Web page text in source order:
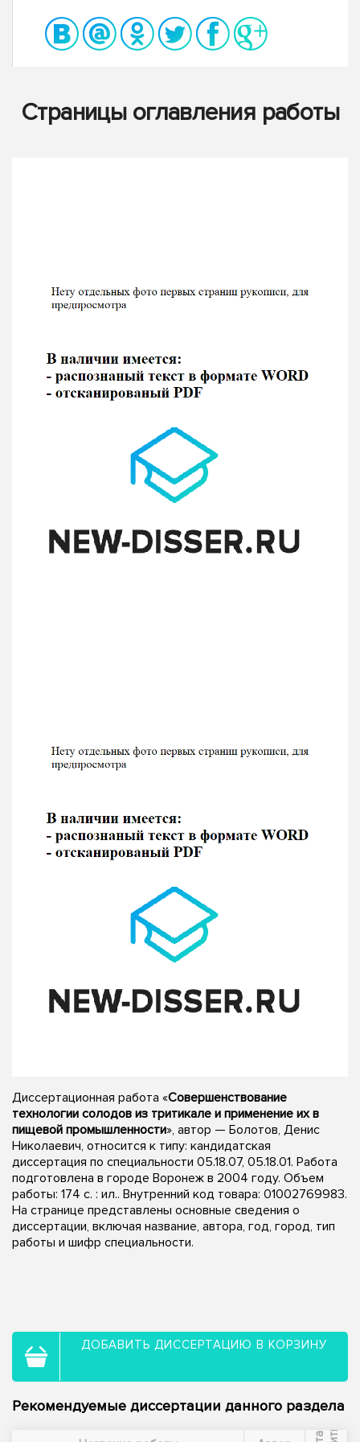
Страницы оглавления работы
Диссертационная работа «Совершенствование
технологии солодов из тритикале и применение их в
пищевой промышленности», автор — Болотов, Денис
Николаевич, относится к типу: кандидатская
диссертация по специальности 05.18.07, 05.18.01. Работа
подготовлена в городе Воронеж в 2004 году. Объем
работы: 174 с. : ил.. Внутренний код товара: 01002769983.
На странице представлены основные сведения о
диссертации, включая название, автора, год, город, тип
работы и шифр специальности.
ДОБАВИТЬ ДИССЕРТАЦИЮ В КОРЗИНУ
Рекомендуемые диссертации данного раздела